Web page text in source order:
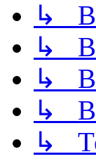
↳
↳
↳
↳
↳